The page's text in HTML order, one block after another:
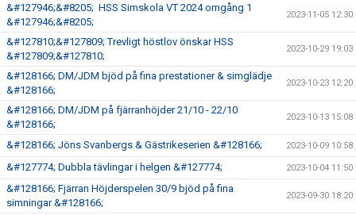
&#127946;&#8205; HSS Simskola VT 2024 omgång 1
&#127946;&#8205;
2023-11-05 12:30
&#127810;&#127809; Trevligt höstlov önskar HSS
&#127809;&#127810;
2023-10-29 19:03
&#128166; DM/JDM bjöd på fina prestationer & simglädje
&#128166;
2023-10-23 12:20
&#128166; DM/JDM på fjärranhöjder 21/10 - 22/10
&#128166;
2023-10-13 15:08
&#128166; Jöns Svanbergs & Gästrikeserien &#128166; 2023-10-09 10:58
&#127774; Dubbla tävlingar i helgen &#127774; 2023-10-04 11:50
&#128166; Fjärran Höjderspelen 30/9 bjöd på fina
simningar &#128166;
2023-09-30 18:20